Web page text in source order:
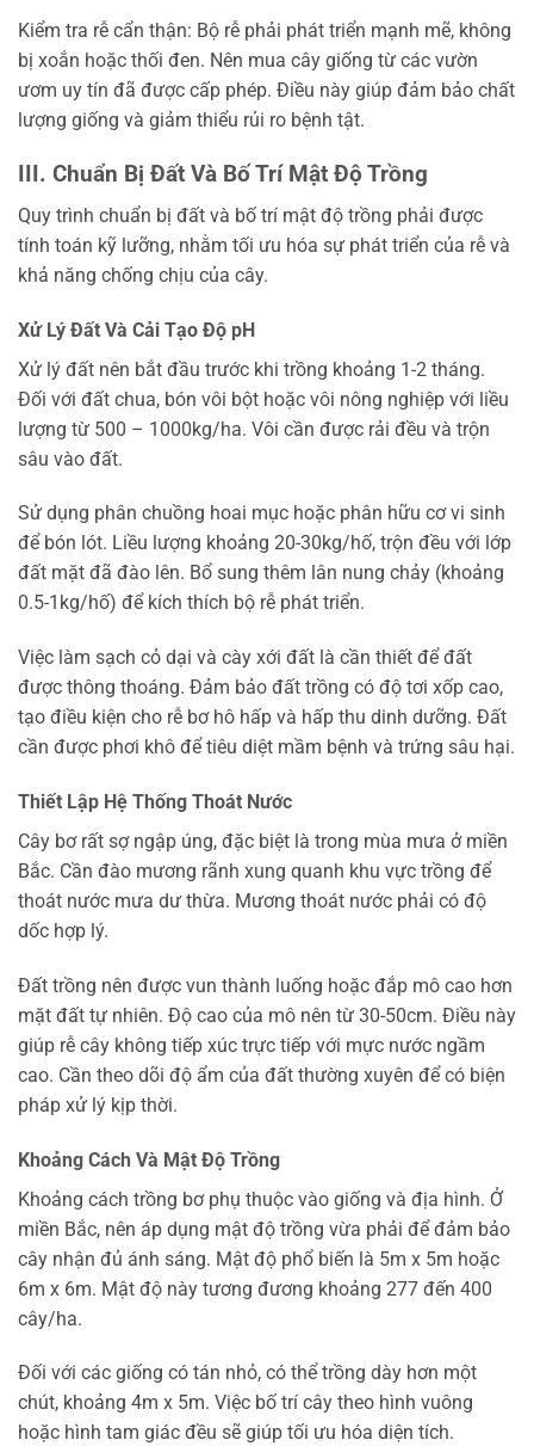
Kiểm tra rễ cẩn thận: Bộ rễ phải phát triển mạnh mẽ, không
bị xoắn hoặc thối đen. Nên mua cây giống từ các vườn
ươm uy tín đã được cấp phép. Điều này giúp đảm bảo chất
lượng giống và giảm thiểu rủi ro bệnh tật.
III. Chuẩn Bị Đất Và Bố Trí Mật Độ Trồng
Quy trình chuẩn bị đất và bố trí mật độ trồng phải được
tính toán kỹ lưỡng, nhằm tối ưu hóa sự phát triển của rễ và
khả năng chống chịu của cây.
Xử Lý Đất Và Cải Tạo Độ pH
Xử lý đất nên bắt đầu trước khi trồng khoảng 1-2 tháng.
Đối với đất chua, bón vôi bột hoặc vôi nông nghiệp với liều
lượng từ 500 – 1000kg/ha. Vôi cần được rải đều và trộn
sâu vào đất.
Sử dụng phân chuồng hoai mục hoặc phân hữu cơ vi sinh
để bón lót. Liều lượng khoảng 20-30kg/hố, trộn đều với lớp
đất mặt đã đào lên. Bổ sung thêm lân nung chảy (khoảng
0.5-1kg/hố) để kích thích bộ rễ phát triển.
Việc làm sạch cỏ dại và cày xới đất là cần thiết để đất
được thông thoáng. Đảm bảo đất trồng có độ tơi xốp cao,
tạo điều kiện cho rễ bơ hô hấp và hấp thu dinh dưỡng. Đất
cần được phơi khô để tiêu diệt mầm bệnh và trứng sâu hại.
Thiết Lập Hệ Thống Thoát Nước
Cây bơ rất sợ ngập úng, đặc biệt là trong mùa mưa ở miền
Bắc. Cần đào mương rãnh xung quanh khu vực trồng để
thoát nước mưa dư thừa. Mương thoát nước phải có độ
dốc hợp lý.
Đất trồng nên được vun thành luống hoặc đắp mô cao hơn
mặt đất tự nhiên. Độ cao của mô nên từ 30-50cm. Điều này
giúp rễ cây không tiếp xúc trực tiếp với mực nước ngầm
cao. Cần theo dõi độ ẩm của đất thường xuyên để có biện
pháp xử lý kịp thời.
Khoảng Cách Và Mật Độ Trồng
Khoảng cách trồng bơ phụ thuộc vào giống và địa hình. Ở
miền Bắc, nên áp dụng mật độ trồng vừa phải để đảm bảo
cây nhận đủ ánh sáng. Mật độ phổ biến là 5m x 5m hoặc
6m x 6m. Mật độ này tương đương khoảng 277 đến 400
cây/ha.
Đối với các giống có tán nhỏ, có thể trồng dày hơn một
chút, khoảng 4m x 5m. Việc bố trí cây theo hình vuông
hoặc hình tam giác đều sẽ giúp tối ưu hóa diện tích.